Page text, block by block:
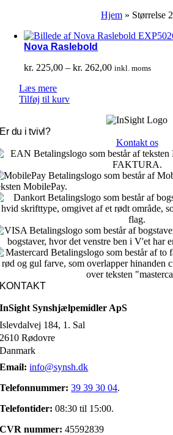
Hjem » Størrelse 2
Nova Raslebold
kr. 225,00 – kr. 262,00Prisinterval:
inkl. moms
Læs mere
Tilføj til kurv
Er du i tvivl?
Kontakt os
KONTAKT
InSight Synshjælpemidler ApS
Islevdalvej 184, 1. Sal
2610 Rødovre
Danmark
Email: info@synsh.dk
Telefonnummer: 39 39 30 04.
Telefontider: 08:30 til 15:00.
CVR nummer: 45592839